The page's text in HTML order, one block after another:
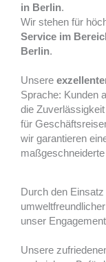
in Berlin.
Wir stehen für
Service im
Berlin.
Unsere
Sprache: Kunden
die
für
wir garantieren
Durch den
unser
Unsere